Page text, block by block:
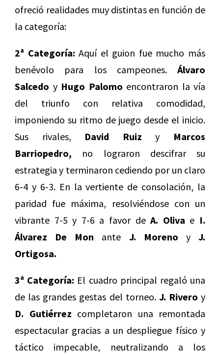
ofreció realidades muy distintas en función de
la categoría:
2ª Categoría: Aquí el guion fue mucho más
benévolo para los campeones. Álvaro
Salcedo y Hugo Palomo encontraron la vía
del triunfo con relativa comodidad,
imponiendo su ritmo de juego desde el inicio.
Sus rivales, David Ruiz y Marcos
Barriopedro, no lograron descifrar su
estrategia y terminaron cediendo por un claro
6-4 y 6-3. En la vertiente de consolación, la
paridad fue máxima, resolviéndose con un
vibrante 7-5 y 7-6 a favor deA. Oliva e I.
Álvarez De Mon ante J. Moreno yJ.
Ortigosa.
3ª Categoría: El cuadro principal regaló una
de las grandes gestas del torneo. J. Rivero y
D. Gutiérrez completaron una remontada
espectacular gracias a un despliegue físico y
táctico impecable, neutralizando a los